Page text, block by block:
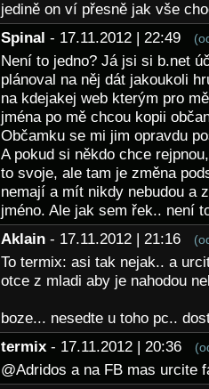
jedině on ví přesně jak vše
Spinal - 17.11.2012 | 22:49
Není to jedno? Já jsi si b.net
plánoval na něj dát jakoukoli
na kdejakej web kterým pro
jména po mě chcou kopii
Občamku se mi jim opravdu
A pokud si někdo chce
to svoje, ale tam je změna
nemají a mít nikdy nebudou a
jméno. Ale jak sem řek.. není
Aklain - 17.11.2012 | 21:16
To termix: asi tak nejak.. a
otce z mladi aby je nahodou
boze... nesedte u toho pc..
termix - 17.11.2012 | 20:36
@Adridos a na FB mas urcite